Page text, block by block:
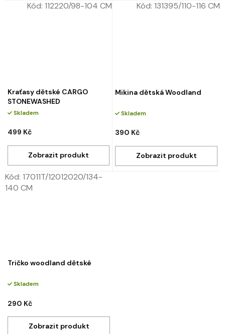
Kraťasy dětské CARGO
STONEWASHED
Skladem
499 Kč
Kód: 112220/98-104 CM
Mikina dětská Woodland
Skladem
390 Kč
Kód: 131395/110-116 CM
Tričko woodland dětské
Skladem
290 Kč
Kód: 17011T/12012020/134-
140 CM